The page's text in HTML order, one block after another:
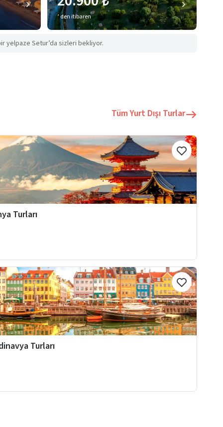
’ den itibaren
yelpaze Setur’da sizleri bekliyor.
Tüm Yurt Dışı Turlar
Turları
Turları